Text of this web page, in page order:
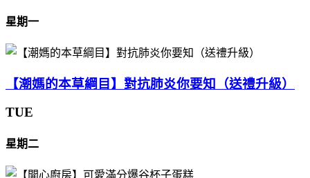
星期一
【潮媽的本草綱目】對抗肺炎你要知（送禮升級）
TUE
星期二